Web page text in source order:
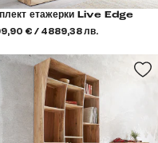
етажерки Live Edge
€ / 4889,38 лв.